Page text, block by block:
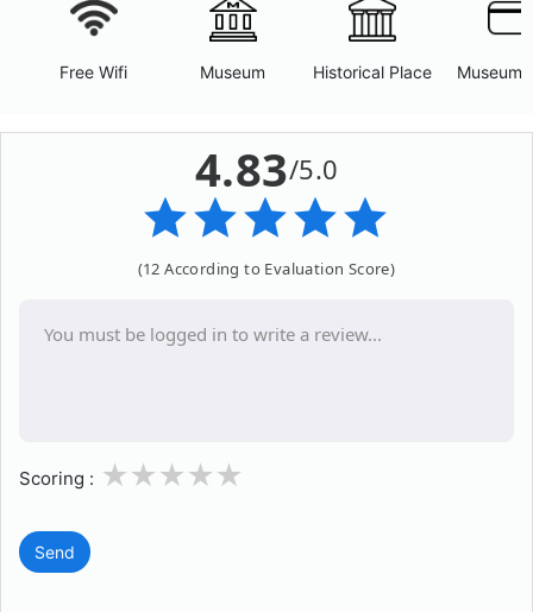
Free Wifi Museum Historical Place Museum
4.83/5.0
(12 According to Evaluation Score)
Scoring : 3
2
1
Send